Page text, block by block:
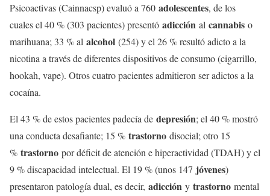
Psicoactivas (Cainnacsp) evaluó a 760 adolescentes, de los
cuales el 40 % (303 pacientes) presentó adicción al cannabis o
marihuana; 33 % al alcohol (254) y el 26 % resultó adicto a la
nicotina a través de diferentes dispositivos de consumo (cigarrillo,
hookah, vape). Otros cuatro pacientes admitieron ser adictos a la
cocaína.
El 43 % de estos pacientes padecía de depresión; el 40 % mostró
una conducta desafiante; 15 % trastorno disocial; otro 15
% trastorno por déficit de atención e hiperactividad (TDAH) y el
9 % discapacidad intelectual. El 19 % (unos 147 jóvenes)
presentaron patología dual, es decir, adicción y trastorno mental